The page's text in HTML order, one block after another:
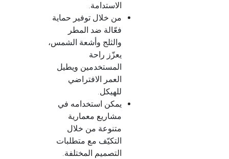
الاستدامة.
من خلال توفير حماية
فعّالة ضد المطر
والثلج وأشعة الشمس،
يعزّز راحة
المستخدمين ويطيل
العمر الافتراضي
للهيكل.
يمكن استخدامه في
مشاريع معمارية
متنوعة من خلال
التكيّف مع متطلبات
التصميم المختلفة.